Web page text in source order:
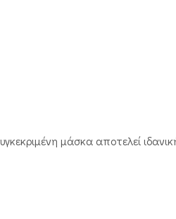
μάσκα αποτελεί